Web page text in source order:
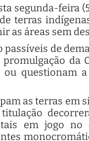
segunda-feira
terras
as áreas sem
de
da
questionam
as terras em
em jogo